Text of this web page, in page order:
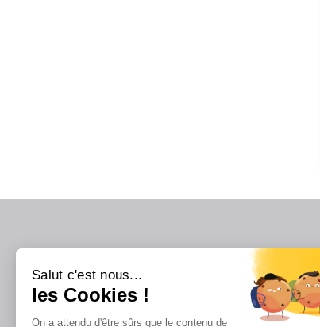
Salut c'est nous...
les Cookies !
On a attendu d'être sûrs que le contenu de